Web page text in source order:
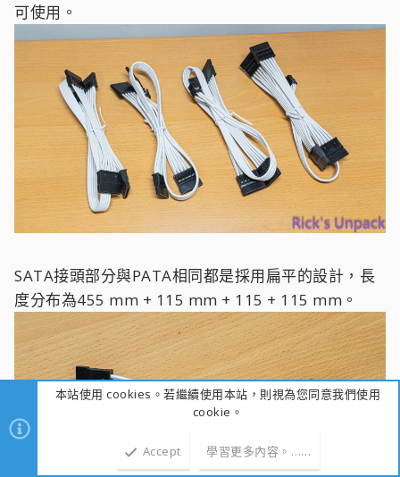
可使用。
SATA接頭部分與PATA相同都是採用扁平的設計，長
度分布為455 mm + 115 mm + 115 + 115 mm。
本站使用 cookies。若繼續使用本站，則視為您同意我們使用
cookie。
Accept 學習更多內容。……